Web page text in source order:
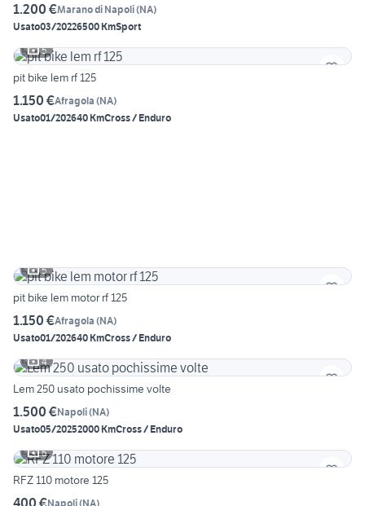
1.200 €Marano di Napoli(NA)
Usato03/20226500 KmSport
5
pit bike lem rf 125
1.150 €Afragola (NA)
Usato01/202640 KmCross / Enduro
5
pit bike lem motor rf 125
1.150 €Afragola (NA)
Usato01/202640 KmCross / Enduro
4
Lem 250 usato pochissime volte
1.500 €Napoli(NA)
Usato05/20252000 KmCross / Enduro
5
RFZ 110 motore 125
Napoli(NA)